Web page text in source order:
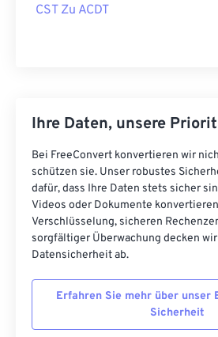
CST Zu ACDT
Ihre Daten, unsere
Bei FreeConvert konvertieren wir
schützen sie. Unser robustes
dafür, dass Ihre Daten stets sicher
Videos oder Dokumente
Verschlüsselung, sicheren
sorgfältiger Überwachung decken
Datensicherheit ab.
Erfahren Sie mehr über unser
Sicherheit